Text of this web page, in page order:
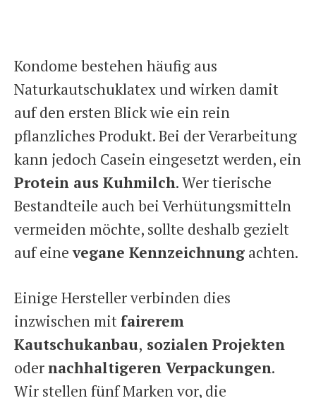
Kondome bestehen häufig aus
Naturkautschuklatex und wirken damit
auf den ersten Blick wie ein rein
pflanzliches Produkt. Bei der Verarbeitung
kann jedoch Casein eingesetzt werden, ein
Protein aus Kuhmilch. Wer tierische
Bestandteile auch bei Verhütungsmitteln
vermeiden möchte, sollte deshalb gezielt
auf einevegane Kennzeichnung achten.
Einige Hersteller verbinden dies
inzwischen mit fairerem
Kautschukanbau, sozialen Projekten
odernachhaltigeren Verpackungen.
Wir stellen fünf Marken vor, die